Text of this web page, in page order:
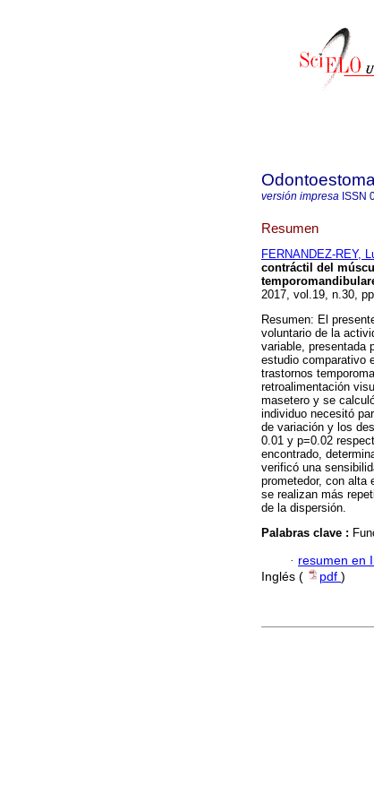
versión impresa ISSN
Resumen
FERNANDEZ-REY,
contráctil del
2017, vol.19, n.30,
Resumen: El
voluntario de la
variable, presentada
estudio comparativo
trastornos
retroalimentación
masetero y se
individuo necesitó
de variación y los
0.01 y p=0.02
encontrado,
verificó una
prometedor, con alta
se realizan más
de la dispersión.
Palabras clave :
· resumen en
Inglés (
pdf )